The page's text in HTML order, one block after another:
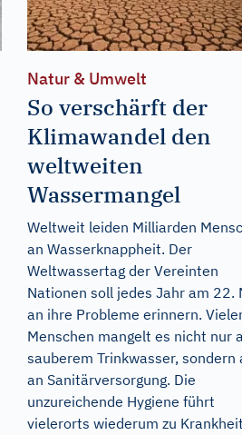
Natur & Umwelt
So verschärft der
Klimawandel den
weltweiten
Wassermangel
Weltweit leiden Milliarden
an Wasserknappheit. Der
Weltwassertag der Vereinten
Nationen soll jedes Jahr am 22.
an ihre Probleme erinnern.
Menschen mangelt es nicht nur
sauberem Trinkwasser, sondern
an Sanitärversorgung. Die
unzureichende Hygiene führt
vielerorts wiederum zu